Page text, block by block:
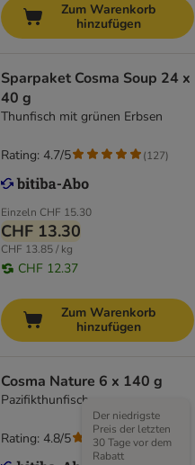
Zum Warenkorb
hinzufügen
Sparpaket Cosma Soup 24 x
40 g
Thunfisch mit grünen Erbsen
Einzeln CHF 15.30
CHF 13.30
CHF 13.85 / kg
CHF 12.37
Rating: 4.7/5 (127)
Zum Warenkorb
hinzufügen
Cosma Nature 6 x 140 g
Pazifikthunfisch
Der niedrigste
Preis der letzten
30 Tage vor dem
Rabatt
Rating: 4.8/5 (107)